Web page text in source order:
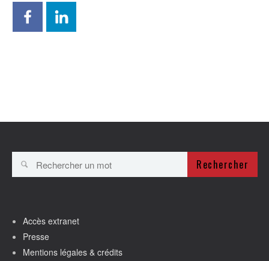
Rechercher
Accès extranet
Presse
Mentions légales & crédits